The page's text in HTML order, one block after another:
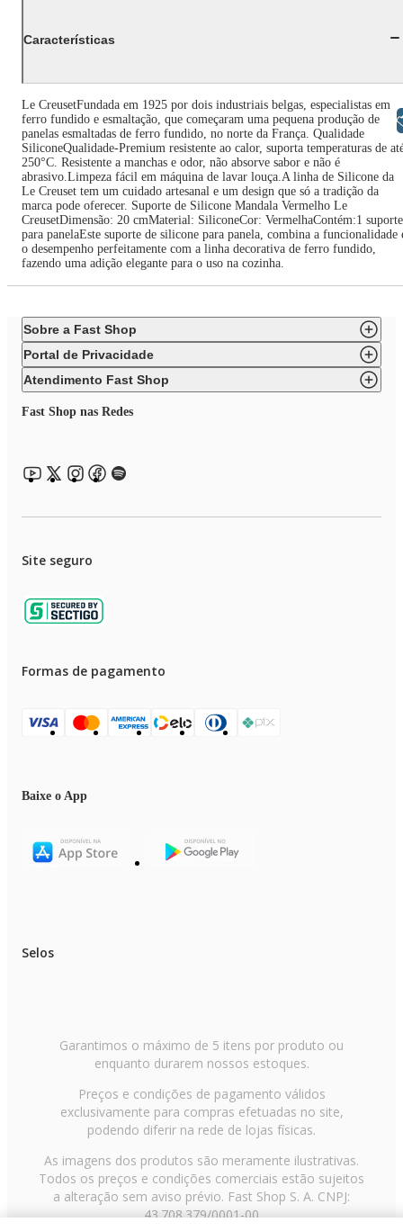
Características
Le CreusetFundada em 1925 por dois industriais belgas, especialistas em
ferro fundido e esmaltação, que começaram uma pequena produção de
panelas esmaltadas de ferro fundido, no norte da França. Qualidade
SiliconeQualidade-Premium resistente ao calor, suporta temperaturas de
250°C. Resistente a manchas e odor, não absorve sabor e não é
abrasivo.Limpeza fácil em máquina de lavar louça.A linha de Silicone da
Le Creuset tem um cuidado artesanal e um design que só a tradição da
marca pode oferecer. Suporte de Silicone Mandala Vermelho Le
CreusetDimensão: 20 cmMaterial: SiliconeCor: VermelhaContém:1 suporte
para panelaEste suporte de silicone para panela, combina a funcionalidade
o desempenho perfeitamente com a linha decorativa de ferro fundido,
fazendo uma adição elegante para o uso na cozinha.
Sobre a Fast Shop
Portal de Privacidade
Atendimento Fast Shop
Fast Shop nas Redes
Site seguro
Formas de pagamento
Baixe o App
Selos
Garantimos o máximo de 5 itens por produto ou
enquanto durarem nossos estoques.
Preços e condições de pagamento válidos
exclusivamente para compras efetuadas no site,
podendo diferir na rede de lojas físicas.
As imagens dos produtos são meramente ilustrativas.
Todos os preços e condições comerciais estão sujeitos
a alteração sem aviso prévio. Fast Shop S. A. CNPJ:
43.708.379/0001-00
Libras